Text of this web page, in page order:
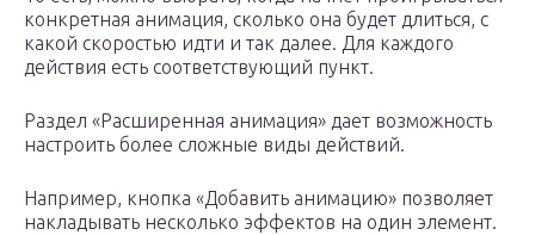
конкретная анимация, сколько она будет длиться, с
какой скоростью идти и так далее. Для каждого
действия есть соответствующий пункт.
Раздел «Расширенная анимация» дает возможность
настроить более сложные виды действий.
Например, кнопка «Добавить анимацию» позволяет
накладывать несколько эффектов на один элемент.